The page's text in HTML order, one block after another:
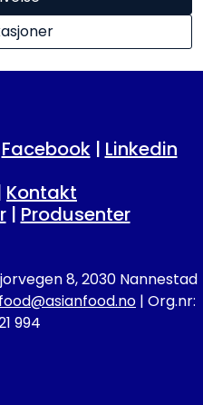
Facebook| Linkedin
Kontakt
| Produsenter
8, 2030 Nannestad
| Org.nr:
994